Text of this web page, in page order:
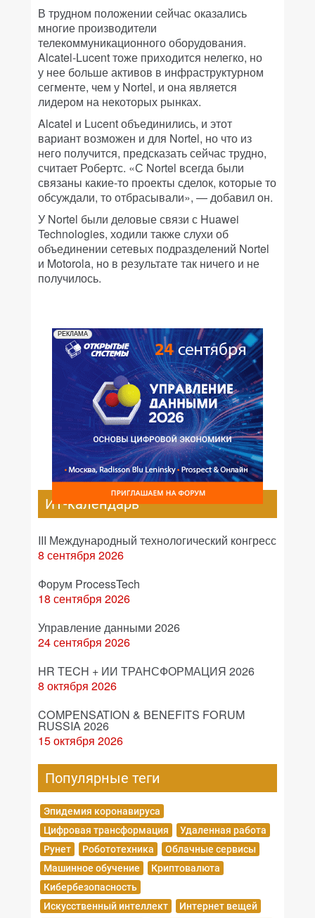
В трудном положении сейчас оказались
многие производители
телекоммуникационного оборудования.
Alcatel-Lucent тоже приходится нелегко, но
у нее больше активов в инфраструктурном
сегменте, чем у Nortel, и она является
лидером на некоторых рынках.
Alcatel и Lucent объединились, и этот
вариант возможен и для Nortel, но что из
него получится, предсказать сейчас трудно,
считает Робертс. «С Nortel всегда были
связаны какие-то проекты сделок, которые то
обсуждали, то отбрасывали», — добавил он.
У Nortel были деловые связи с Huawei
Technologies, ходили также слухи об
объединении сетевых подразделений Nortel
и Motorola, но в результате так ничего и не
получилось.
РЕКЛАМА
ИТ-календарь
III Международный технологический конгресс
8 сентября 2026
Форум ProcessTech
18 сентября 2026
Управление данными 2026
24 сентября 2026
HR TECH + ИИ ТРАНСФОРМАЦИЯ 2026
8 октября 2026
COMPENSATION & BENEFITS FORUM
RUSSIA 2026
15 октября 2026
Популярные теги
Эпидемия коронавируса
Цифровая трансформация
Удаленная работа
Рунет
Робототехника
Облачные сервисы
Машинное обучение
Криптовалюта
Кибербезопасность
Искусственный интеллект
Интернет вещей